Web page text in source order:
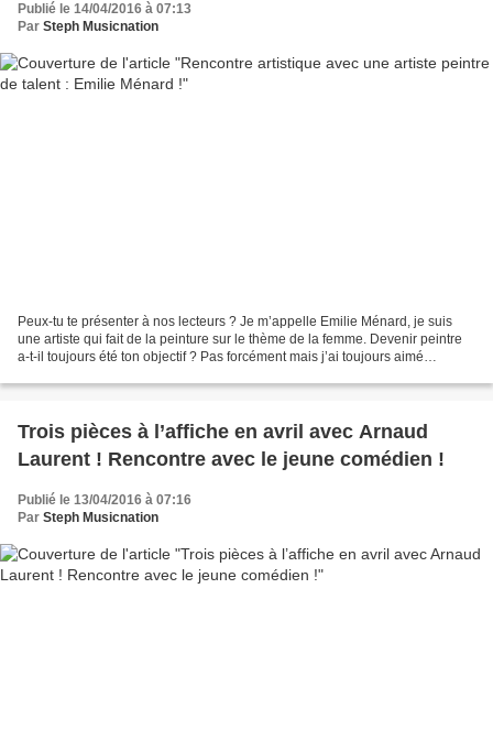
Publié le 14/04/2016 à 07:13
Par Steph Musicnation
Peux-tu te présenter à nos lecteurs ? Je m’appelle Emilie Ménard, je suis
une artiste qui fait de la peinture sur le thème de la femme. Devenir peintre
a-t-il toujours été ton objectif ? Pas forcément mais j’ai toujours aimé
Trois pièces à l’affiche en avril avec Arnaud
Laurent ! Rencontre avec le jeune comédien !
Publié le 13/04/2016 à 07:16
Par Steph Musicnation